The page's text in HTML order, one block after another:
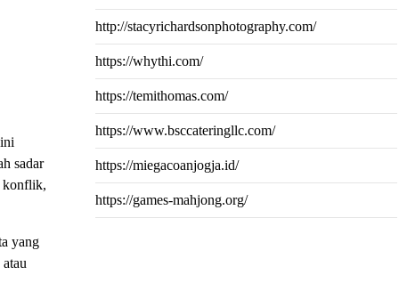
sadar
konflik,
yang
http://stacyrichardsonphotography.com/
https://whythi.com/
https://temithomas.com/
https://www.bsccateringllc.com/
https://miegacoanjogja.id/
https://games-mahjong.org/